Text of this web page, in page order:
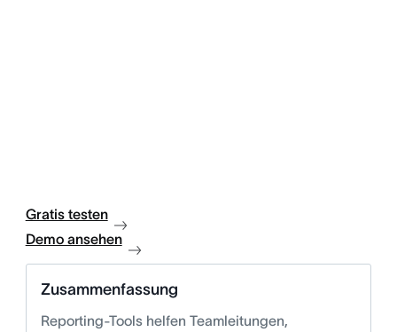
Gratis testen
Demo ansehen
Zusammenfassung
Reporting-Tools helfen Teamleitungen,